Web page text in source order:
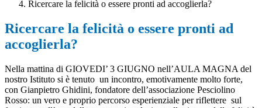
Ricercare la felicità o essere pronti ad accoglierla?
Ricercare la felicità o essere pronti ad
accoglierla?
Nella mattina di GIOVEDI’ 3 GIUGNO nell’AULA MAGNA del
nostro Istituto si è tenuto un incontro, emotivamente molto forte,
con Gianpietro Ghidini, fondatore dell’associazione Pesciolino
Rosso: un vero e proprio percorso esperienziale per riflettere sul